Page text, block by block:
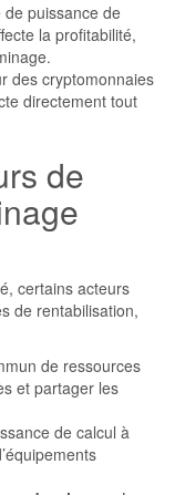
de puissance de
la profitabilité,
des cryptomonnaies
directement tout
de
certains acteurs
de rentabilisation,
de ressources
et partager les
de calcul à